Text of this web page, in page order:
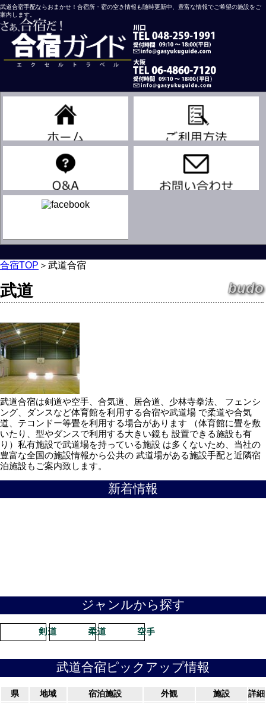
武道合宿手配ならおまかせ！合宿所・宿の空き情報も随時更新中、豊富な情報でご希望の施設をご
案内します。
大阪営業所 吹奏楽
合宿TOP ＞ 武道合宿
武道 budo
武道合宿は剣道や空手、合気道、居合道、少林寺拳法、 フェンシ
ング、ダンスなど体育館を利用する合宿や武道場 で柔道や合気
道、テコンドー等畳を利用する場合があります （体育館に畳を敷
いたり、型やダンスで利用する大きい鏡も 設置できる施設も有
り）私有施設で武道場を持っている施設 は多くないため、当社の
豊富な全国の施設情報から公共の 武道場がある施設手配と近隣宿
泊施設もご案内致します。
新着情報
ジャンルから探す
武道合宿ピックアップ情報
県 地域 宿泊施設 外観 施設 詳細